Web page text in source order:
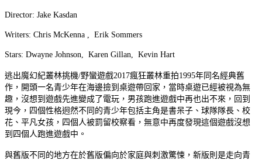
Director: Jake Kasdan
Writers: Chris McKenna , Erik Sommers
Stars: Dwayne Johnson, Karen Gillan, Kevin Hart
逃出魔幻紀叢林挑機/野蠻遊戲2017瘋狂叢林重拍1995年同名經典舊
作，開頭一名青少年在海邊撿到桌遊帶回家，當時桌遊已經被視為無
趣，沒想到遊戲先進變成了電玩，男孩跑進遊戲中再也出不來，回到
現今，四個性格迥然不同的青少年包括主角是書呆子、球隊隊長、校
花、平凡女孩，四個人被罰留校察看，無意中再度發現這個遊戲沒想
到四個人跑進遊戲中。
與舊版不同的地方在於舊版偏向於家庭與刺激驚悚，新版則是走向青